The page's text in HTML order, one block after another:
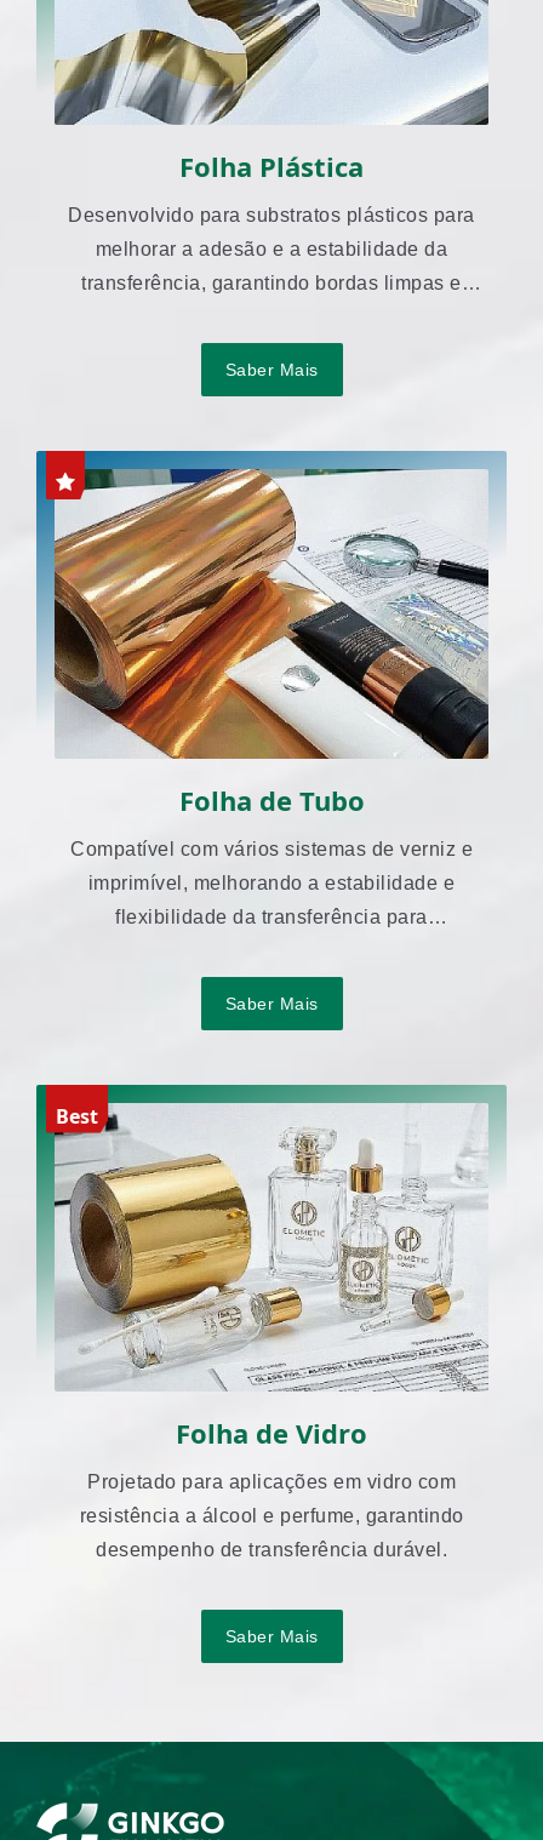
Folha Plástica
Desenvolvido para substratos plásticos para
melhorar a adesão e a estabilidade da
transferência, garantindo bordas limpas e
Saber Mais
Folha de Tubo
Compatível com vários sistemas de verniz e
imprimível, melhorando a estabilidade e
flexibilidade da transferência para
Saber Mais
Best
Folha de Vidro
Projetado para aplicações em vidro com
resistência a álcool e perfume, garantindo
desempenho de transferência durável.
Saber Mais